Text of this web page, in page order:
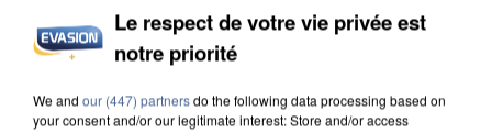
Le respect de votre vie privée est
notre priorité
We and our (447) partnersdo the following data processing based on
your consent and/or our legitimate interest: Store and/or access